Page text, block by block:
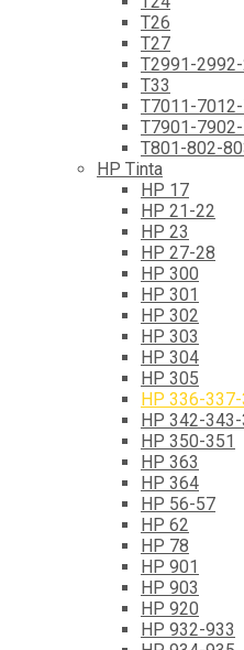
T26
T27
T2991-
T33
T7011-
T7901-
T801-802-
HP Tinta
HP 17
HP 21-22
HP 23
HP 27-28
HP 300
HP 301
HP 302
HP 303
HP 304
HP 305
HP 336-
HP 342-
HP 350-351
HP 363
HP 364
HP 56-57
HP 62
HP 78
HP 901
HP 903
HP 920
HP 932-933